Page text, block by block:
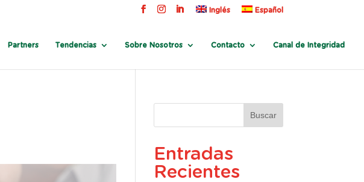
Inglés Español
Partners Tendencias Sobre Nosotros Contacto Canal de Integridad
Entradas
Recientes